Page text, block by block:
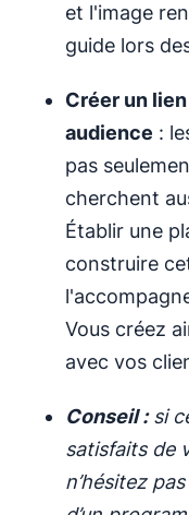
et l'image
guide lors
Créer un
audience :
pas
cherchent
Établir une
construire
Vous créez
avec vos
Conseil :si
satisfaits de
n’hésitez